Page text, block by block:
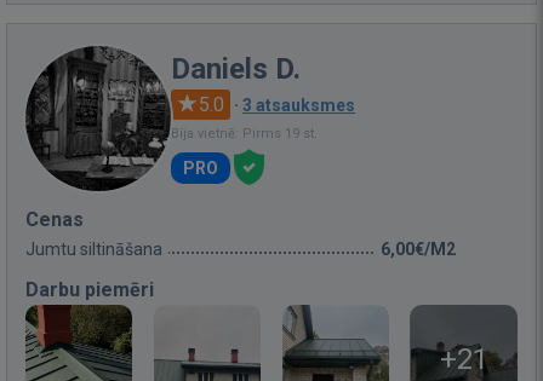
Daniels D.
5.0 · 3 atsauksmes
Bija vietnē: Pirms 19 st.
PRO
Cenas
Jumtu siltināšana 6,00€/M2
Darbu piemēri
+21